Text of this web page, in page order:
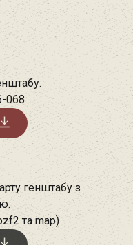
068
генштабу з
та map)